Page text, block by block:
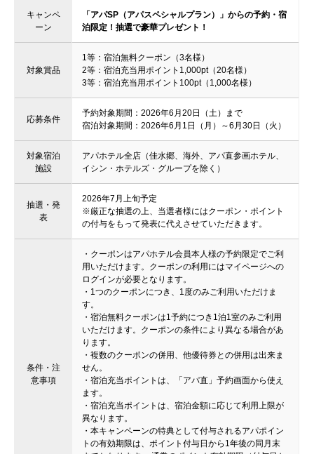
キャンペ
ーン
「アパSP（アパスペシャルプラン）」からの予約・宿
泊限定！抽選で豪華プレゼント！
対象賞品
1等：宿泊無料クーポン（3名様）
2等：宿泊充当用ポイント1,000pt（20名様）
3等：宿泊充当用ポイント100pt（1,000名様）
応募条件
予約対象期間：2026年6月20日（土）まで
宿泊対象期間：2026年6月1日（月）～6月30日（火）
対象宿泊
施設
アパホテル全店（佳水郷、海外、アパ直参画ホテル、
イシン・ホテルズ・グループを除く）
抽選・発
表
2026年7月上旬予定
※厳正な抽選の上、当選者様にはクーポン・ポイント
の付与をもって発表に代えさせていただきます。
条件・注
意事項
・クーポンはアパホテル会員本人様の予約限定でご利
用いただけます。クーポンの利用にはマイページへの
ログインが必要となります。
・1つのクーポンにつき、1度のみご利用いただけま
す。
・宿泊無料クーポンは1予約につき1泊1室のみご利用
いただけます。クーポンの条件により異なる場合があ
ります。
・複数のクーポンの併用、他優待券との併用は出来ま
せん。
・宿泊充当ポイントは、「アパ直」予約画面から使え
ます。
・宿泊充当ポイントは、宿泊金額に応じて利用上限が
異なります。
・本キャンペーンの特典として付与されるアパポイン
トの有効期限は、ポイント付与日から1年後の同月末